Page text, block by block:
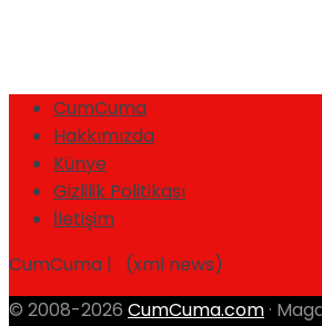
CumCuma
Hakkımızda
Künye
Gizlilik Politikası
İletişim
CumCuma | (xml news)
© 2008-2026 CumCuma.com ·